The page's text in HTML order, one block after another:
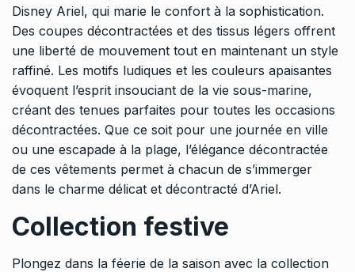
Disney Ariel, qui marie le confort à la sophistication.
Des coupes décontractées et des tissus légers offrent
une liberté de mouvement tout en maintenant un style
raffiné. Les motifs ludiques et les couleurs apaisantes
évoquent l’esprit insouciant de la vie sous-marine,
créant des tenues parfaites pour toutes les occasions
décontractées. Que ce soit pour une journée en ville
ou une escapade à la plage, l’élégance décontractée
de ces vêtements permet à chacun de s’immerger
dans le charme délicat et décontracté d’Ariel.
Collection festive
Plongez dans la féerie de la saison avec la collection